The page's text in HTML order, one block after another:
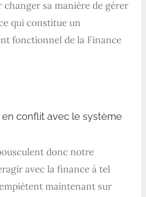
sa manière de gérer
qui constitue un
fonctionnel de la Finance
en conflit avec le système
donc notre
avec la finance à tel
maintenant sur